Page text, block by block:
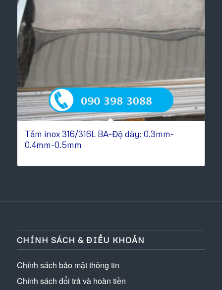
Tấm inox 316/316L BA-Độ dày: 0.3mm-
0.4mm-0.5mm
CHÍNH SÁCH & ĐIỀU KHOẢN
Chính sách bảo mật thông tin
Chính sách đổi trả và hoàn tiền